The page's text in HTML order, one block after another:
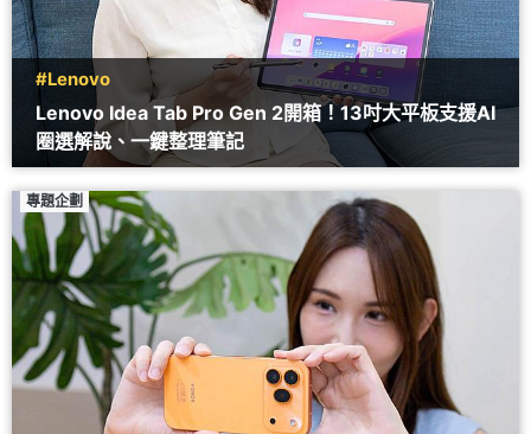
#Lenovo
Lenovo Idea Tab Pro Gen 2開箱！13吋大平板支援AI
圈選解說、一鍵整理筆記
專題企劃